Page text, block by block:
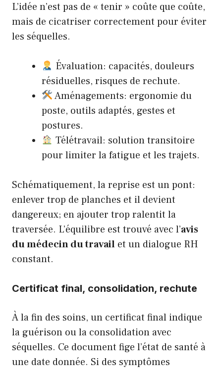
L’idée n’est pas de « tenir » coûte que coûte,
mais de cicatriser correctement pour éviter
les séquelles.
Évaluation: capacités, douleurs
résiduelles, risques de rechute.
Aménagements: ergonomie du
poste, outils adaptés, gestes et
postures.
Télétravail: solution transitoire
pour limiter la fatigue et les trajets.
Schématiquement, la reprise est un pont:
enlever trop de planches et il devient
dangereux; en ajouter trop ralentit la
traversée. L’équilibre est trouvé avec l’avis
du médecin du travail et un dialogue RH
constant.
Certificat final, consolidation, rechute
À la fin des soins, un certificat final indique
la guérison ou la consolidation avec
séquelles. Ce document fige l’état de santé à
une date donnée. Si des symptômes